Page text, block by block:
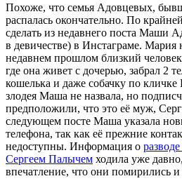
Похоже, что семья Адовцевых,
распалась окончательно. По
сделать из недавнего поста Маши
в девичестве) в Инстаграме. Мария
недавнем прошлом близкий
где она живет с дочерью, забрал 2
кошелька и даже собачку по
злодея Маша не назвала, но
предположили, что это её муж,
следующем посте Маша указала
телефона, так как её прежние
недоступны. Информация о
Сергеем Палычем ходила уже
впечатление, что они помирились и